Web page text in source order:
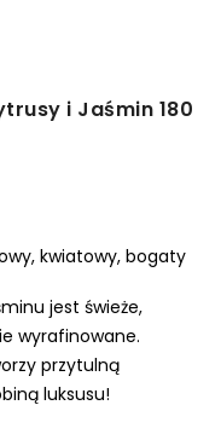
i Jaśmin 180
kwiatowy, bogaty
jest świeże,
wyrafinowane.
przytulną
luksusu!